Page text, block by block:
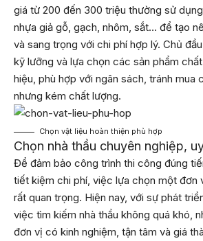
giá từ 200 đến 300 triệu thường sử
nhựa giả gỗ, gạch, nhôm, sắt… để tạo
và sang trọng với chi phí hợp lý. Chủ
kỹ lưỡng và lựa chọn các sản phẩm
hiệu, phù hợp với ngân sách, tránh mua
nhưng kém chất lượng.
Chọn vật liệu hoàn thiện phù hợp
Chọn nhà thầu chuyên nghiệp,
Để đảm bảo công trình thi công đúng
tiết kiệm chi phí, việc lựa chọn một đơn
rất quan trọng. Hiện nay, với sự phát
việc tìm kiếm nhà thầu không quá khó,
đơn vị có kinh nghiệm, tận tâm và giá